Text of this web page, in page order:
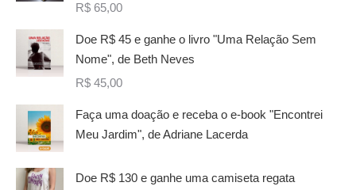
R$ 65,00
Doe R$ 45 e ganhe o livro "Uma Relação Sem
Nome", de Beth Neves
R$ 45,00
Faça uma doação e receba o e-book "Encontrei
Meu Jardim", de Adriane Lacerda
Doe R$ 130 e ganhe uma camiseta regata